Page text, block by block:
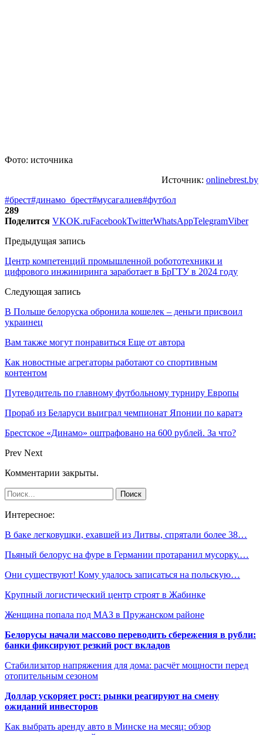
Фото: источника
Источник: onlinebrest.by
#брест#динамо_брест#мусагалиев#футбол
289
Поделится VKOK.ruFacebookTwitterWhatsAppTelegramViber
Предыдущая запись
Центр компетенций промышленной робототехники и
цифрового инжиниринга заработает в БрГТУ в 2024 году
Следующая запись
В Польше белоруска обронила кошелек – деньги присвоил
украинец
Вам также могут понравиться Еще от автора
Как новостные агрегаторы работают со спортивным
контентом
Путеводитель по главному футбольному турниру Европы
Прораб из Беларуси выиграл чемпионат Японии по каратэ
Брестское «Динамо» оштрафовано на 600 рублей. За что?
Prev Next
Комментарии закрыты.
Интересное:
В баке легковушки, ехавшей из Литвы, спрятали более 38…
Пьяный белорус на фуре в Германии протаранил мусорку.…
Они существуют! Кому удалось записаться на польскую…
Крупный логистический центр строят в Жабинке
Женщина попала под МАЗ в Пружанском районе
Белорусы начали массово переводить сбережения в рубли:
банки фиксируют резкий рост вкладов
Стабилизатор напряжения для дома: расчёт мощности перед
отопительным сезоном
Доллар ускоряет рост: рынки реагируют на смену
ожиданий инвесторов
Как выбрать аренду авто в Минске на месяц: обзор